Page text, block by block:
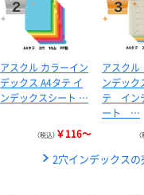
アスクル カラーイン
デックス A4タテ イ
ンデックスシート …
（税込） ￥116～
アスク
ンデッ
テ イン
ート …
2穴インデックス